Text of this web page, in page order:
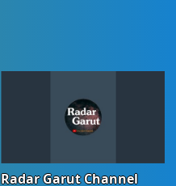
Radar Garut Channel